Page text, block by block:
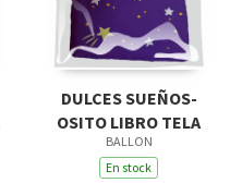
DULCES SUEÑOS-
OSITO LIBRO TELA
BALLON
En stock